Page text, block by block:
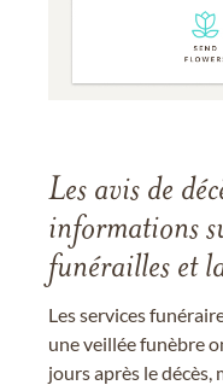
Les avis de
informations
funérailles et
Les services
une veillée funèbre
jours après le décès,